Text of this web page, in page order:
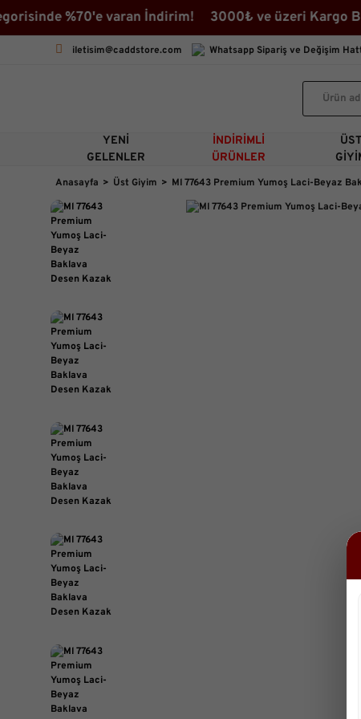
%70'e varan İndirim! 3000₺ ve üzeri Kargo
iletisim@caddstore.com Whatsapp Sipariş ve Değişim
YENI
GELENLER
İNDIRIMLI
ÜRÜNLER
ÜST
Anasayfa Üst Giyim Ml 77643 Premium Yumoş Laci-Beyaz